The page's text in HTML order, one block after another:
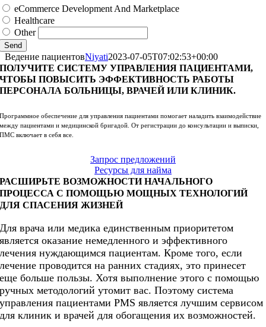
eCommerce Development And Marketplace
Healthcare
Other
Send
Ведение пациентовNiyati2023-07-05T07:02:53+00:00
ПОЛУЧИТЕ СИСТЕМУ УПРАВЛЕНИЯ ПАЦИЕНТАМИ,
ЧТОБЫ ПОВЫСИТЬ ЭФФЕКТИВНОСТЬ РАБОТЫ
ПЕРСОНАЛА БОЛЬНИЦЫ, ВРАЧЕЙ ИЛИ КЛИНИК.
Программное обеспечение для управления пациентами помогает наладить взаимодействие
между пациентами и медицинской бригадой. От регистрации до консультации и выписки,
ПМС включает в себя все.
Запрос предложений
Ресурсы для найма
РАСШИРЬТЕ ВОЗМОЖНОСТИ НАЧАЛЬНОГО
ПРОЦЕССА С ПОМОЩЬЮ МОЩНЫХ ТЕХНОЛОГИЙ
ДЛЯ СПАСЕНИЯ ЖИЗНЕЙ
Для врача или медика единственным приоритетом
является оказание немедленного и эффективного
лечения нуждающимся пациентам. Кроме того, если
лечение проводится на ранних стадиях, это принесет
еще больше пользы. Хотя выполнение этого с помощью
ручных методологий утомит вас. Поэтому система
управления пациентами PMS является лучшим сервисом
для клиник и врачей для обогащения их возможностей.